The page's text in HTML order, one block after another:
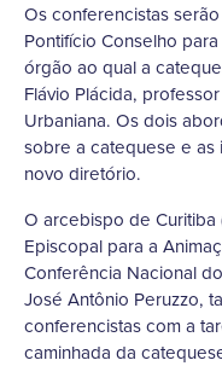
Os conferencistas
Pontifício Conselho
órgão ao qual a
Flávio Plácida,
Urbaniana. Os dois
sobre a catequese e
novo diretório.
O arcebispo de Curitiba
Episcopal para a
Conferência Nacional
José Antônio Peruzzo,
conferencistas com a
caminhada da